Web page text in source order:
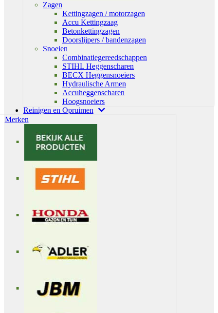
Zagen
Kettingzagen / motorzagen
Accu Kettingzaag
Betonkettingzagen
Doorslijpers / bandenzagen
Snoeien
Combinatiegereedschappen
STIHL Heggenscharen
BECX Heggensnoeiers
Hydraulische Armen
Accuheggenscharen
Hoogsnoeiers
Reinigen en Opruimen
Merken